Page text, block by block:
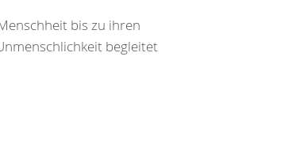
bis zu ihren
begleitet